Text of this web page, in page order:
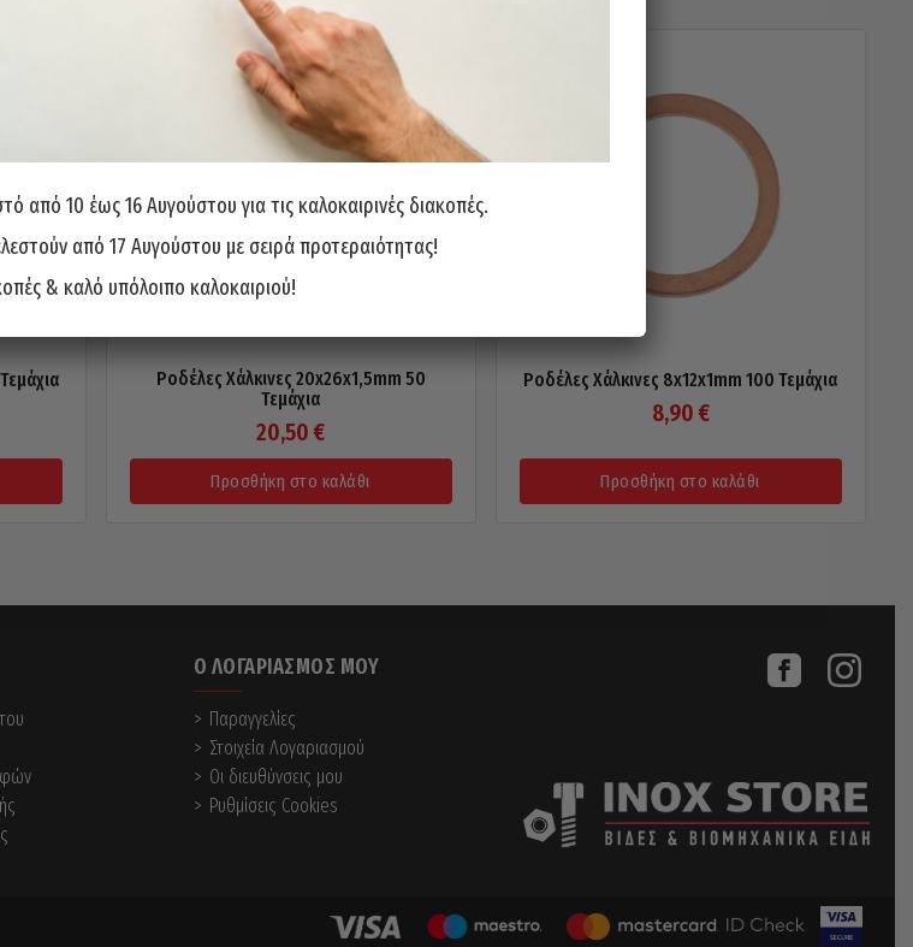
Ροδέλες Χάλκινες 20x26x1,5mm 50
Τεμάχια
20,50 €
Προσθήκη στο καλάθι
Ροδέλες Χάλκινες 8x12x1mm 100 Τεμάχια
8,90 €
Προσθήκη στο καλάθι
Ο ΛΟΓΑΡΙΑΣΜΌΣ ΜΟΥ
Παραγγελίες
Στοιχεία Λογαριασμού
Οι διευθύνσεις μου
Ρυθμίσεις Cookies
από 10 έως 16 Αυγούστου για τις καλοκαιρινές διακοπές.
από 17 Αυγούστου με σειρά προτεραιότητας!
& καλό υπόλοιπο καλοκαιριού!